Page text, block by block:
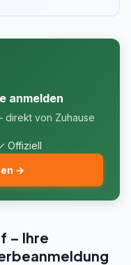
anmelden
direkt von Zuhause
Offiziell
→
– Ihre